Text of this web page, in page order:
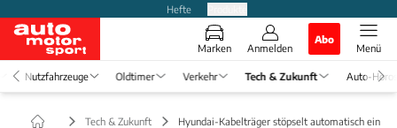
Hefte
Marken Anmelden
Abo
Menü
Nutzfahrzeuge Oldtimer Verkehr Tech & Zukunft Auto-
Tech & Zukunft Hyundai-Kabelträger stöpselt automatisch ein